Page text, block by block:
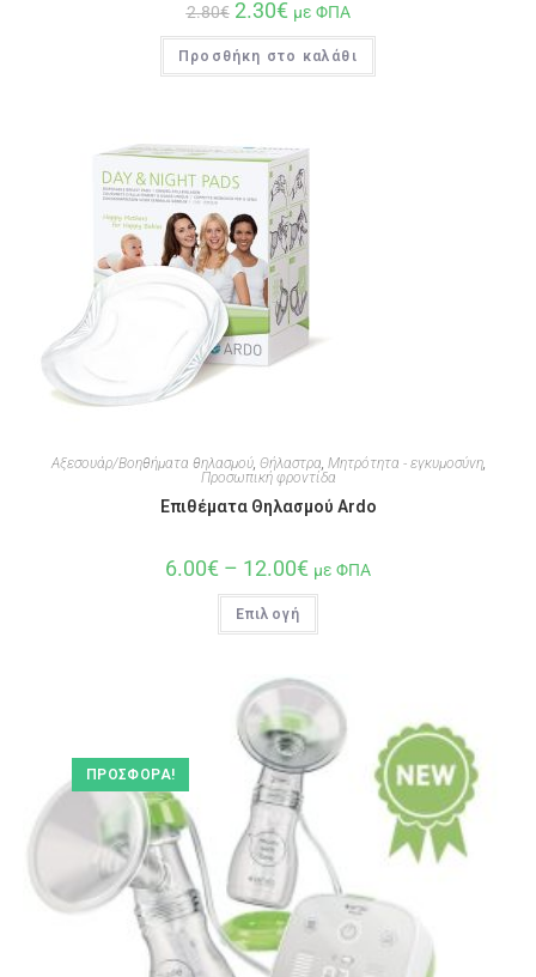
2.80€ 2.30€ με ΦΠΑ
Προσθήκη στο καλάθι
Αξεσουάρ/Βοηθήματα θηλασμού, Θήλαστρα, Μητρότητα - εγκυμοσύνη,
Προσωπική φροντίδα
Επιθέματα Θηλασμού Ardo
6.00€ – 12.00€ με ΦΠΑ
Επιλογή
ΠΡΟΣΦΟΡΆ!